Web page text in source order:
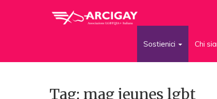
Sostienici Chi
Tag: mag jeunes lgbt